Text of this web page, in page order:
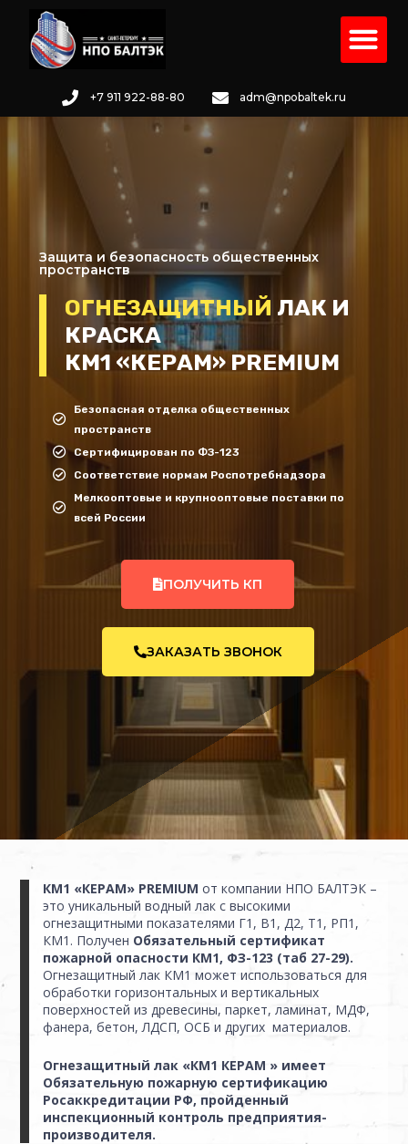
Перейти
содержимому
+7 911 922-88-80 adm@npobaltek.ru
Защита и безопасность общественных
пространств
ОГНЕЗАЩИТНЫЙ ЛАК И
КРАСКА
КМ1 «КЕРАМ» PREMIUM
Безопасная отделка общественных
пространств
Сертифицирован по ФЗ-123
Соответствие нормам Роспотребнадзора
Мелкооптовые и крупнооптовые поставки по
всей России
ПОЛУЧИТЬ КП
ЗАКАЗАТЬ ЗВОНОК
КМ1 «КЕРАМ» PREMIUM от компании НПО БАЛТЭК –
это уникальный водный лак с высокими
огнезащитными показателями Г1, В1, Д2, Т1, РП1,
КМ1. Получен Обязательный сертификат
пожарной опасности КМ1, ФЗ-123 (таб 27-29).
Огнезащитный лак КМ1 может использоваться для
обработки горизонтальных и вертикальных
поверхностей из древесины, паркет, ламинат, МДФ,
фанера, бетон, ЛДСП, ОСБ и других материалов.
Огнезащитный лак «КМ1 КЕРАМ » имеет
Обязательную пожарную сертификацию
Росаккредитации РФ, пройденный
инспекционный контроль предприятия-
производителя.